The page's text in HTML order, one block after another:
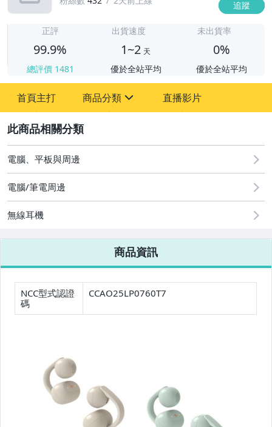
追蹤
正評
99.9%
總評價 1481
出貨速度
1~2 天
優於全站平均
未出貨率
0%
優於全站平均
首頁主打 商品分類
寵物用品與水族
手機、配件與通訊
居家、家具與園藝
電腦、平板與周邊
直播影片
電腦、平板與周邊
電腦/筆電周邊
無線耳機
商品資訊
NCC型式認證
碼
CCAO25LP0760T7